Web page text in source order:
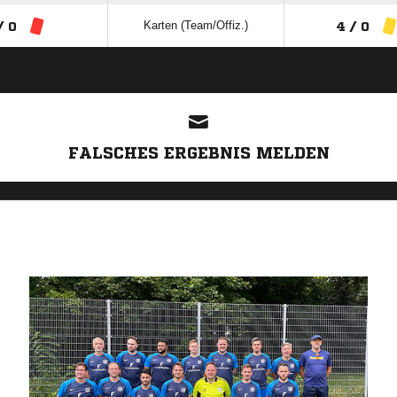
0 Karten (Team/Offiz.) 4 / 0
FALSCHES ERGEBNIS MELDEN